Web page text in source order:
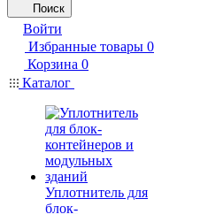
Поиск
Войти
Избранные товары 0
Корзина 0
Каталог
Уплотнитель для
блок-